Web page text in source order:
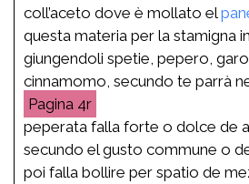
coll’aceto dove è mollato el
questa materia per la stamigna
giungendoli spetie, pepero,
cinnamomo, secundo te parrà
4r
peperata falla forte o dolce de
secundo el gusto commune o
poi falla bollire per spatio de